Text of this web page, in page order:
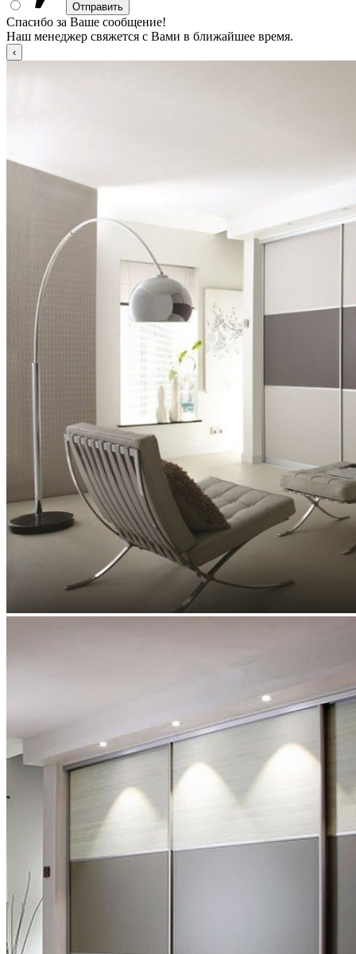
Спасибо за Ваше сообщение!
Наш менеджер свяжется с Вами в ближайшее время.